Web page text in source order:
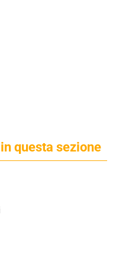
questa sezione